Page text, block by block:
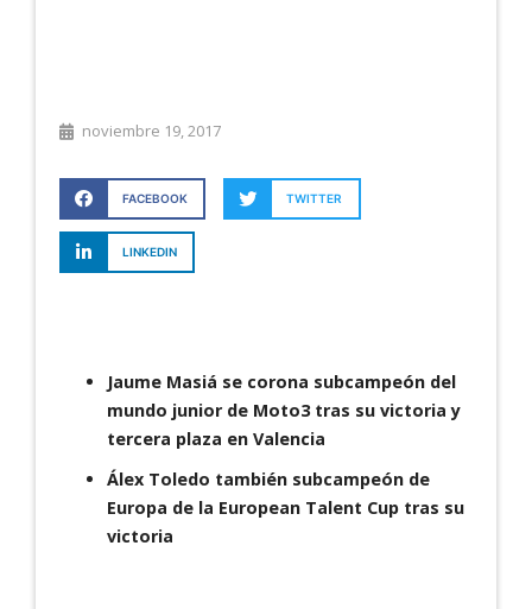
noviembre 19, 2017
FACEBOOK TWITTER
LINKEDIN
Jaume Masiá se corona subcampeón del
mundo junior de Moto3 tras su victoria y
tercera plaza en Valencia
Álex Toledo también subcampeón de
Europa de la European Talent Cup tras su
victoria